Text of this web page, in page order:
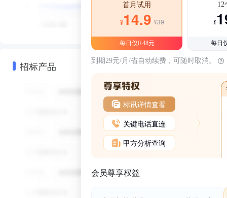
招标产品
首月试用
¥14.9 ¥39
每日仅0.48元
12
¥
每日
到期29元/月/省自动续费，可随时取消。
标讯详情查看
关键电话直连
甲方分析查询
会员尊享权益